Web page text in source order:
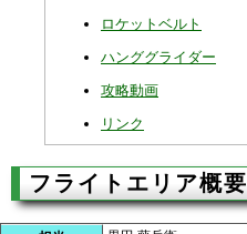
ロケットベルト
ハンググライダー
攻略動画
リンク
フライトエリア概要